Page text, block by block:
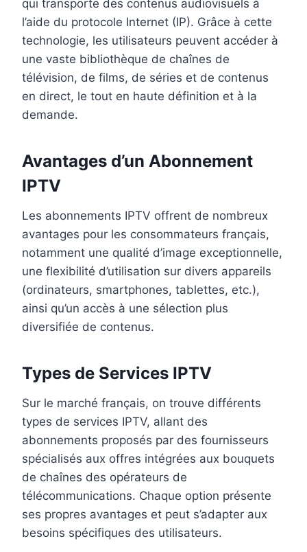
qui transporte des contenus audiovisuels à
l’aide du protocole Internet (IP). Grâce à cette
technologie, les utilisateurs peuvent accéder à
une vaste bibliothèque de chaînes de
télévision, de films, de séries et de contenus
en direct, le tout en haute définition et à la
demande.
Avantages d’un Abonnement
IPTV
Les abonnements IPTV offrent de nombreux
avantages pour les consommateurs français,
notamment une qualité d’image exceptionnelle,
une flexibilité d’utilisation sur divers appareils
(ordinateurs, smartphones, tablettes, etc.),
ainsi qu’un accès à une sélection plus
diversifiée de contenus.
Types de Services IPTV
Sur le marché français, on trouve différents
types de services IPTV, allant des
abonnements proposés par des fournisseurs
spécialisés aux offres intégrées aux bouquets
de chaînes des opérateurs de
télécommunications. Chaque option présente
ses propres avantages et peut s’adapter aux
besoins spécifiques des utilisateurs.